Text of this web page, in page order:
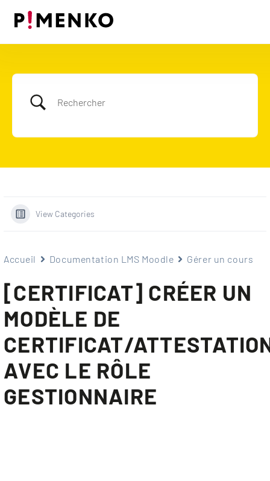
content
View Categories
Accueil Documentation LMS Moodle Gérer un cours
[CERTIFICAT] CRÉER UN
MODÈLE DE
CERTIFICAT/
AVEC LE RÔLE
GESTIONNAIRE